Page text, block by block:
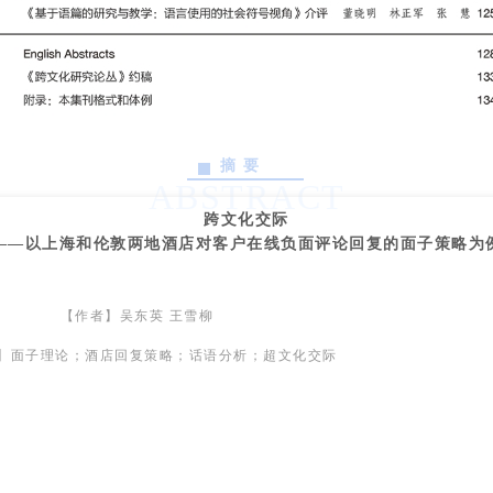
摘 要
跨文化交际
以上海和伦敦两地酒店对客户在线负面评论回复的面子策略为
【作者】吴东英 王雪柳
面子理论；酒店回复策略；话语分析；超文化交际